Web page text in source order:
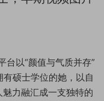
以“颜值与气质并存”
硕士学位的她，以自
力融汇成一支独特的